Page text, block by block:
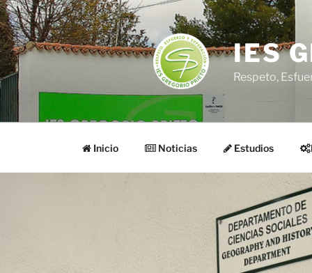
Saltar
al
contenido
IES
Respeto,
Inicio Noticias Estudios